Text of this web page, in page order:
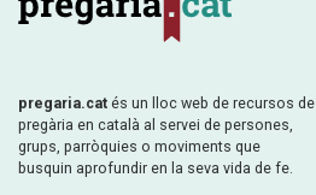
pregaria.cat és un lloc web de recursos de
pregària en català al servei de persones,
grups, parròquies o moviments que
busquin aprofundir en la seva vida de fe.